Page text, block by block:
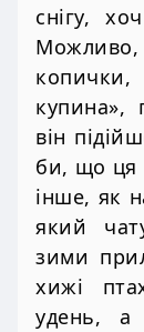
снігу,
купина»,
він
би, що ця
інше, як
який
зими
хижі
удень,